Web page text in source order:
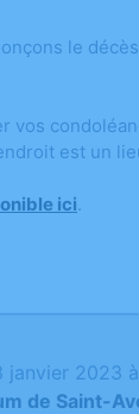
le
vos
est un
ici.
janvier 2023
de Saint-